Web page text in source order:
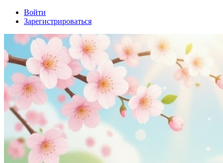
Войти
Зарегистрироваться